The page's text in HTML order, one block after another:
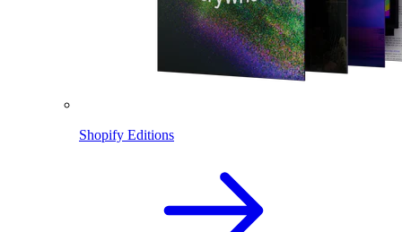
Shopify Editions